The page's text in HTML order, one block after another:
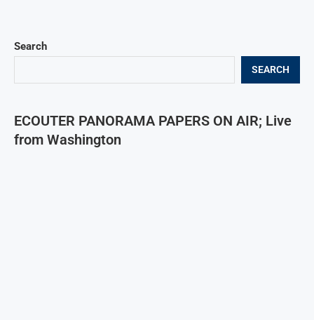
Search
SEARCH
ECOUTER PANORAMA PAPERS ON AIR; Live
from Washington